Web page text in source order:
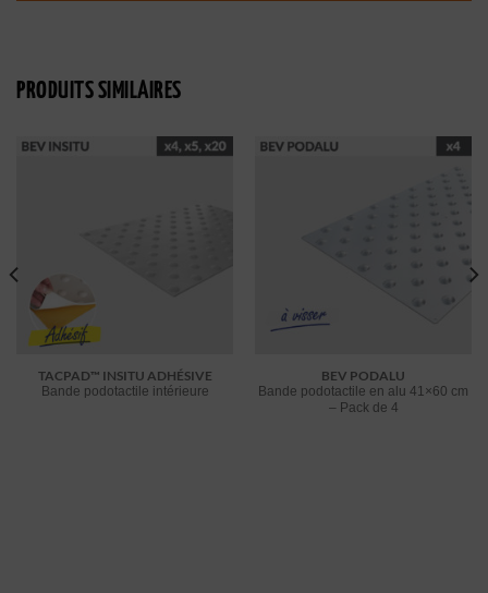
PRODUITS SIMILAIRES
TACPAD™ INSITU ADHÉSIVE
Bande podotactile intérieure
BEV PODALU
Bande podotactile en alu 41×60 cm
– Pack de 4